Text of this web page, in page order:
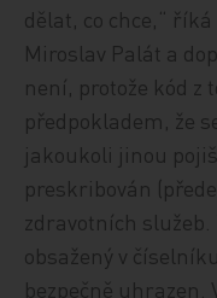
dělat, co chce,“
Miroslav Palát a
není, protože kód z
předpokladem, že
jakoukoli jinou
preskribován
zdravotních služeb.
obsažený v
bezpečně uhrazen.